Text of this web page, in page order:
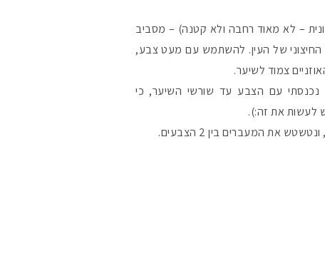
– לא מאוד רחבה ולא קטנה) – מסביב
של העין. להשתמש עם מעט צבע,
צמוד לשיער.
עם הצבע עד שורשי השיער, כי
לעשות את זה:).
המעברים בין 2 הצבעים.